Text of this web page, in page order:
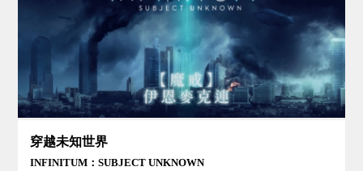
穿越未知世界
INFINITUM：SUBJECT UNKNOWN